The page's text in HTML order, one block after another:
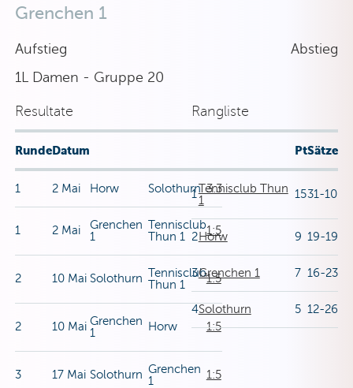
Grenchen 1
Aufstieg
Abstieg
1L Damen - Gruppe 20
Resultate
RundeDatum
1 2 Mai Horw Solothurn 3:3
1 2 Mai
Grenchen
1
Tennisclub
Thun 1
1:5
2 10 Mai Solothurn Tennisclub
Thun 1
1:5
2 10 Mai Grenchen
1
Horw 1:5
3 17 Mai Solothurn Grenchen
1
1:5
Rangliste
PtSätze
1Tennisclub Thun
1
1531-10
2 Horw 9 19-19
3Grenchen 1 7 16-23
4Solothurn 5 12-26